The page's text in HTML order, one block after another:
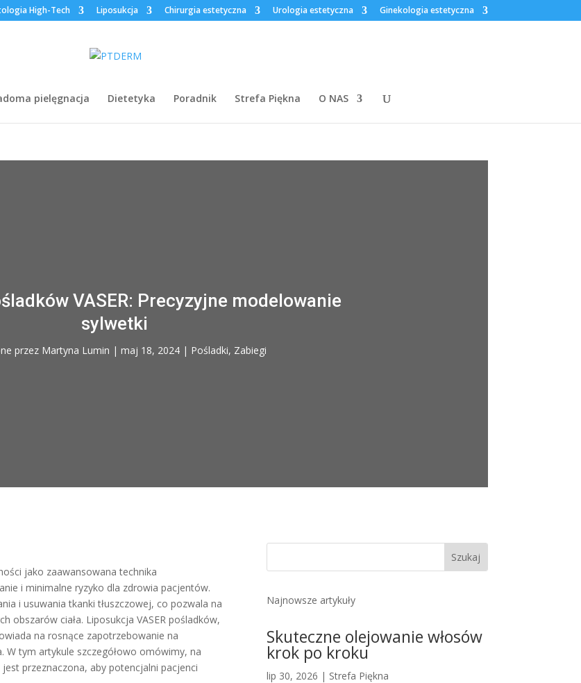
High-Tech Liposukcja Chirurgia estetyczna Urologia estetyczna Ginekologia estetyczna
pielęgnacja Dietetyka Poradnik Strefa Piękna O NAS
VASER: Precyzyjne modelowanie
sylwetki
przez Martyna Lumin | maj 18, 2024| Pośladki, Zabiegi
jako zaawansowana technika
i minimalne ryzyko dla zdrowia pacjentów.
i usuwania tkanki tłuszczowej, co pozwala na
obszarów ciała. Liposukcja VASER pośladków,
na rosnące zapotrzebowanie na
W tym artykule szczegółowo omówimy, na
przeznaczona, aby potencjalni pacjenci
Najnowsze artykuły
Skuteczne olejowanie włosów
krok po kroku
lip 30, 2026 | Strefa Piękna